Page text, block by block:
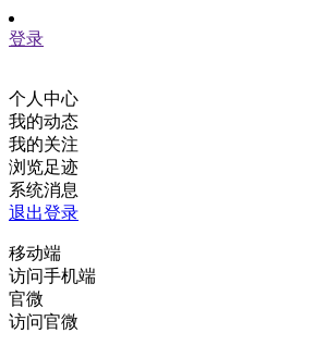
登录
个人中心
我的动态
我的关注
浏览足迹
系统消息
退出登录
移动端
访问手机端
官微
访问官微